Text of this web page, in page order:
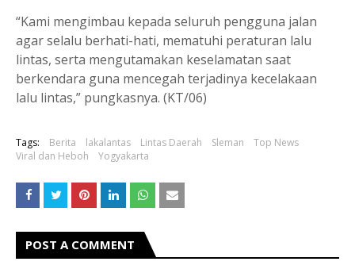
“Kami mengimbau kepada seluruh pengguna jalan
agar selalu berhati-hati, mematuhi peraturan lalu
lintas, serta mengutamakan keselamatan saat
berkendara guna mencegah terjadinya kecelakaan
lalu lintas,” pungkasnya. (KT/06)
Tags: Berita lakalantas Lintas Daerah Sleman
Top News
Viral dan Heboh
Yogyakarta
POST A COMMENT